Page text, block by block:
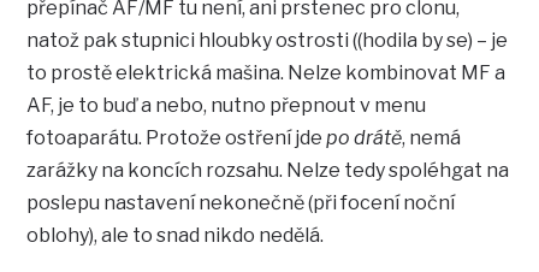
přepínač AF/MF tu není, ani prstenec pro clonu,
natož pak stupnici hloubky ostrosti ((hodila by se) – je
to prostě elektrická mašina. Nelze kombinovat MF a
AF, je to buď a nebo, nutno přepnout v menu
fotoaparátu. Protože ostření jdepo drátě, nemá
zarážky na koncích rozsahu. Nelze tedy spoléhgat na
poslepu nastavení nekonečně (při focení noční
oblohy), ale to snad nikdo nedělá.